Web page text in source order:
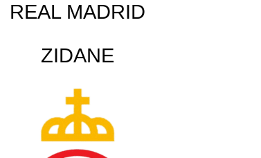
REAL MADRID
ZIDANE